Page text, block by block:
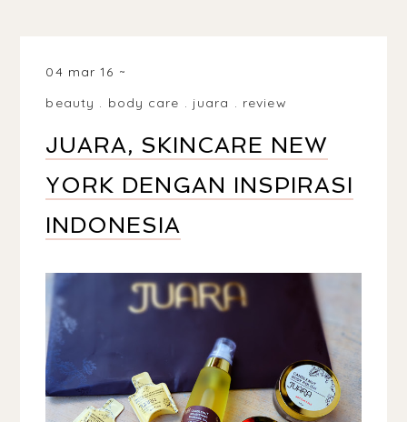
04 mar 16
beauty . body care . juara . review
JUARA, SKINCARE NEW
YORK DENGAN INSPIRASI
INDONESIA